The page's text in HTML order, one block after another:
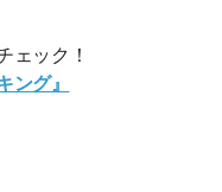
ェック！
ング』